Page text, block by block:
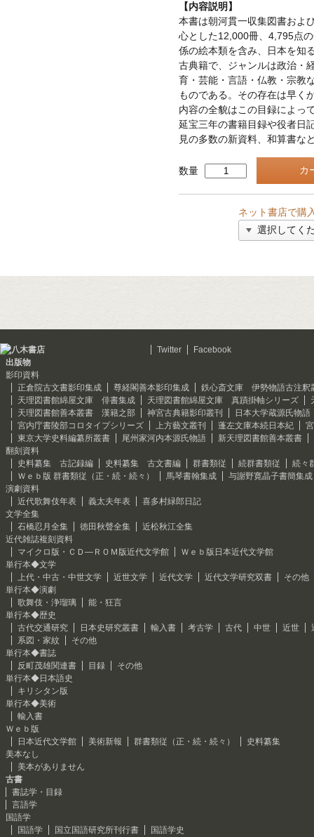
【内容説明】
本書は朝河貫一収集図書およ
心とした12,000冊、4,795点
係の絵本類を含み、日本を知
古典籍で、ジャンルは政治・
育・芸能・言語・仏教・宗教
ものである。その存在は早く
内容の全貌はこの目録によっ
延宝三年の書籍目録や役者日
見の多数の新資料、和算書な
数量
ネット書店で購
Twitter
Facebook
出版物
影印資料
正倉院古文書影印集成
尊経閣善本影印集成
鉄心斎文庫 伊勢物語古注釈
天理図書館綿屋文庫 俳書集成
天理図書館綿屋文庫 真蹟掛軸シリーズ
天理図書館善本叢書 漢籍之部
神宮古典籍影印叢刊
日本大学蔵源氏物語
宮内庁書陵部コロタイプシリーズ
上方藝文叢刊 蓬左文庫本続日本紀
東京大学史料編纂所叢書
尾州家河内本源氏物語
新天理図書館善本叢書
翻刻資料
史料纂集 古記録編
史料纂集 古文書編 群書類従 続群書類従
続々
Ｗｅｂ版 群書類従（正・続・続々）
馬琴書翰集成
与謝野寛晶子書簡集成
演劇資料
近代歌舞伎年表
義太夫年表
喜多村緑郎日記
文学全集
石橋忍月全集
徳田秋聲全集
近松秋江全集
近代雑誌複刻資料
マイクロ版・ＣＤ―ＲＯＭ版近代文学館
Ｗｅｂ版日本近代文学館
単行本◆文学
上代・中古・中世文学
近世文学 近代文学 近代文学研究双書
その他
単行本◆演劇
歌舞伎・浄瑠璃
能・狂言
単行本◆歴史
古代交通研究
日本史研究叢書 輸入書 考古学 古代 中世 近世
系図・家紋
その他
単行本◆書誌
反町茂雄関連書
目録
その他
単行本◆日本語史
キリシタン版
単行本◆美術
輸入書
Ｗｅｂ版
日本近代文学館
美術新報 群書類従（正・続・続々）
史料纂集
美本なし
美本がありません
古書
書誌学・目録
言語学
国語学
国語学
国立国語研究所刊行書
国語学史